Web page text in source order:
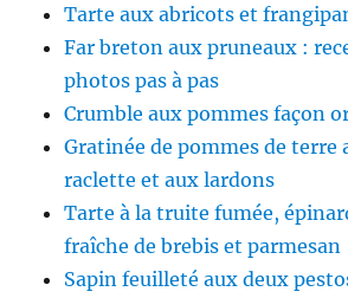
Tarte aux abricots et
Far breton aux pruneaux :
photos pas à pas
Crumble aux pommes façon
Gratinée de pommes de terre
raclette et aux lardons
Tarte à la truite fumée,
fraîche de brebis et parmesan
Sapin feuilleté aux deux